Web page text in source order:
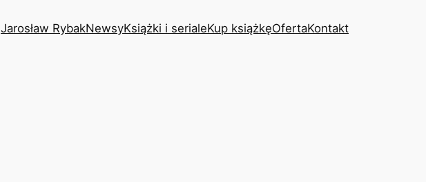
Jarosław RybakNewsyKsiążki i serialeKup książkęOfertaKontakt